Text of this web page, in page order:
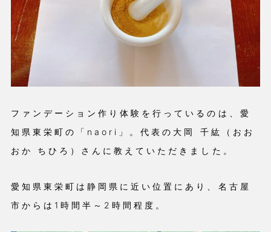
ファンデーション作り体験を行っているのは、愛
知県東栄町の「naori」。代表の大岡 千紘（おお
おか ちひろ）さんに教えていただきました。
愛知県東栄町は静岡県に近い位置にあり、名古屋
市からは1時間半～2時間程度。